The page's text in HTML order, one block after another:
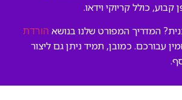
כולל קריוקי וידאו.
המדריך המפורט שלנו בנושא הורדת
עבורכם. כמובן, תמיד ניתן גם ליצור